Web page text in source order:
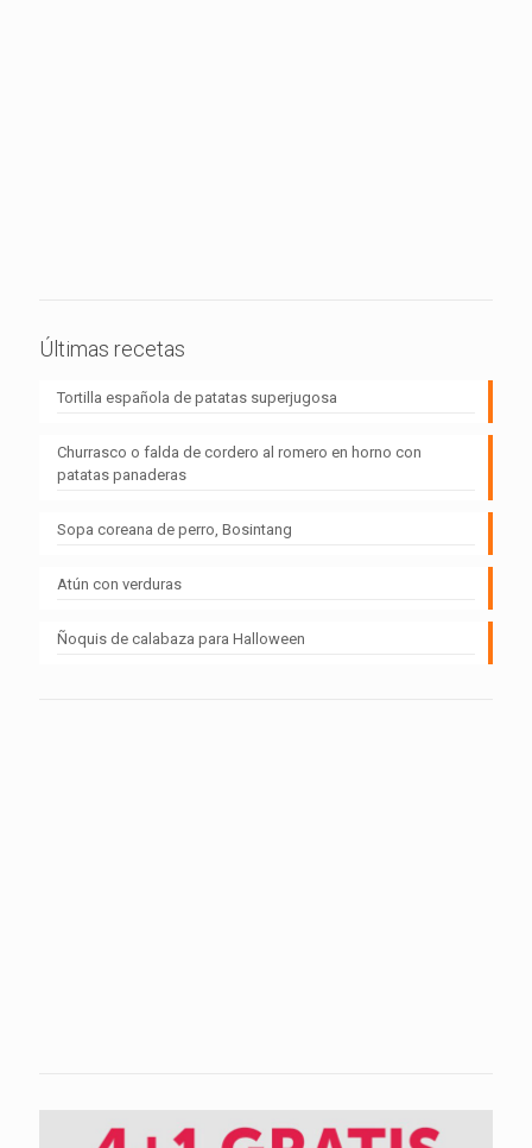
Últimas recetas
Tortilla española de patatas superjugosa
Churrasco o falda de cordero al romero en horno con
patatas panaderas
Sopa coreana de perro, Bosintang
Atún con verduras
Ñoquis de calabaza para Halloween